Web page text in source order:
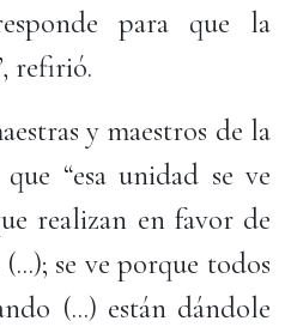
para que la
refirió.
y maestros de la
“esa unidad se ve
realizan en favor de
se ve porque todos
(...) están dándole